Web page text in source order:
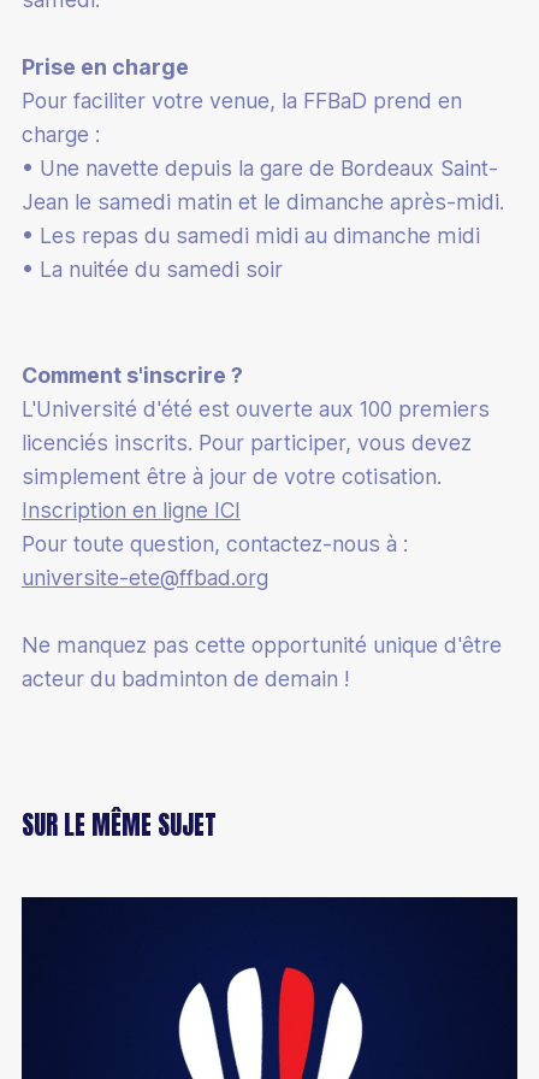
Mutation
Informations médicales
Devenir coach Bad Santé Bien-Être
Junior Academy
Catalogue de formations
Supports pédagogiques
Partenaires
Paris sportifs
Boutique club
Accueillir des licenciés en situation de handicap
Labels
Label éco-responsable
Esprit Bad
100% Bad
Stop aux violences
Bénévole
Prise en charge
Pour faciliter votre venue, la FFBaD prend en
charge :
• Une navette depuis la gare de Bordeaux Saint-
Jean le samedi matin et le dimanche après-midi.
• Les repas du samedi midi au dimanche midi
• La nuitée du samedi soir
Comment s'inscrire ?
L'Université d'été est ouverte aux 100 premiers
licenciés inscrits. Pour participer, vous devez
simplement être à jour de votre cotisation.
Inscription en ligne ICI
Pour toute question, contactez-nous à :
universite-ete@ffbad.org
Ne manquez pas cette opportunité unique d'être
acteur du badminton de demain !
SUR LE MÊME SUJET